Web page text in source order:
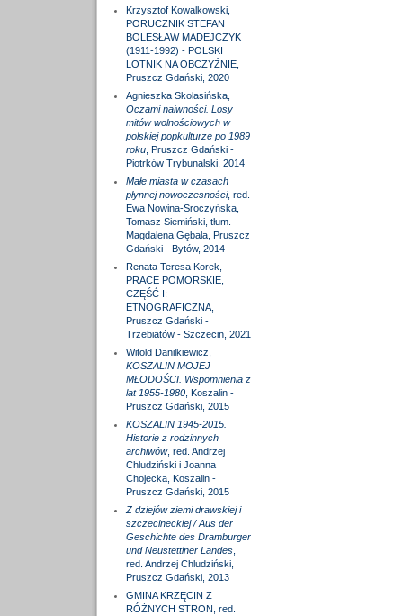
Krzysztof Kowalkowski,
PORUCZNIK STEFAN
BOLESŁAW MADEJCZYK
(1911-1992) - POLSKI
LOTNIK NA OBCZYŹNIE,
Pruszcz Gdański, 2020
Agnieszka Skolasińska,
Oczami naiwności. Losy
mitów wolnościowych w
polskiej popkulturze po 1989
roku, Pruszcz Gdański -
Piotrków Trybunalski, 2014
Małe miasta w czasach
płynnej nowoczesności, red.
Ewa Nowina-Sroczyńska,
Tomasz Siemiński, tłum.
Magdalena Gębala, Pruszcz
Gdański - Bytów, 2014
Renata Teresa Korek,
PRACE POMORSKIE,
CZĘŚĆ I:
ETNOGRAFICZNA,
Pruszcz Gdański -
Trzebiatów - Szczecin, 2021
Witold Danilkiewicz,
KOSZALIN MOJEJ
MŁODOŚCI. Wspomnienia z
lat 1955-1980, Koszalin -
Pruszcz Gdański, 2015
KOSZALIN 1945-2015.
Historie z rodzinnych
archiwów, red. Andrzej
Chludziński i Joanna
Chojecka, Koszalin -
Pruszcz Gdański, 2015
Z dziejów ziemi drawskiej i
szczecineckiej / Aus der
Geschichte des Dramburger
und Neustettiner Landes,
red. Andrzej Chludziński,
Pruszcz Gdański, 2013
GMINA KRZĘCIN Z
RÓŻNYCH STRON, red.